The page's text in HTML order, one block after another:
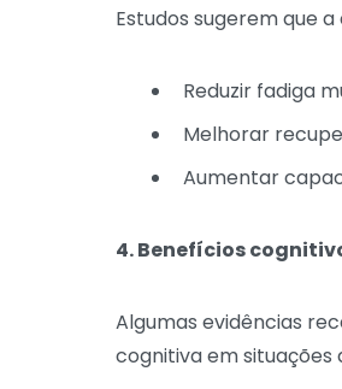
Estudos sugerem que
Reduzir fadiga
Melhorar
Aumentar
4. Benefícios
Algumas evidências
cognitiva em situações